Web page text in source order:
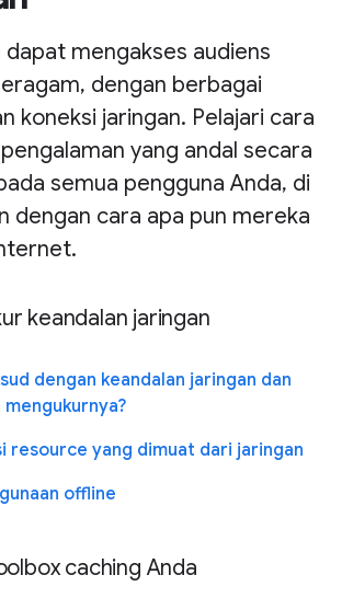
dapat mengakses audiens
dengan berbagai
koneksi jaringan. Pelajari cara
yang andal secara
semua pengguna Anda, di
dengan cara apa pun mereka
keandalan jaringan
dengan keandalan jaringan dan
resource yang dimuat dari jaringan
offline
caching Anda